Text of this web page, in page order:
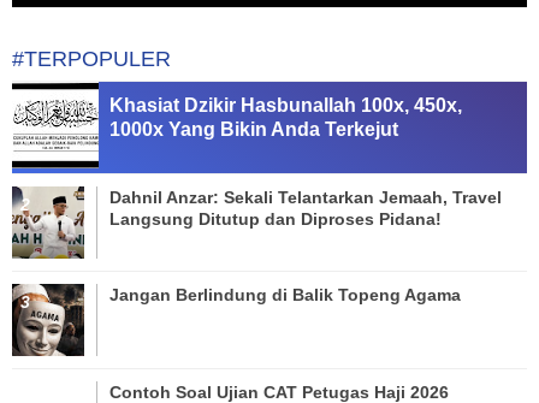
#TERPOPULER
Khasiat Dzikir Hasbunallah 100x, 450x,
1000x Yang Bikin Anda Terkejut
Dahnil Anzar: Sekali Telantarkan Jemaah, Travel
Langsung Ditutup dan Diproses Pidana!
Jangan Berlindung di Balik Topeng Agama
Contoh Soal Ujian CAT Petugas Haji 2026